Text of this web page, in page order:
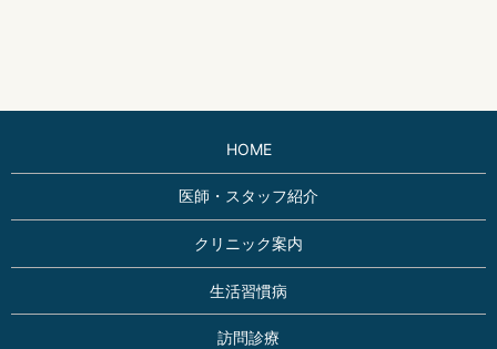
HOME
医師・スタッフ紹介
クリニック案内
生活習慣病
訪問診療